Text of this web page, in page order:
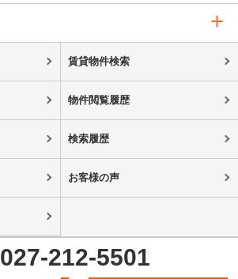
賃貸物件検索
物件閲覧履歴
検索履歴
お客様の声
027-212-5501